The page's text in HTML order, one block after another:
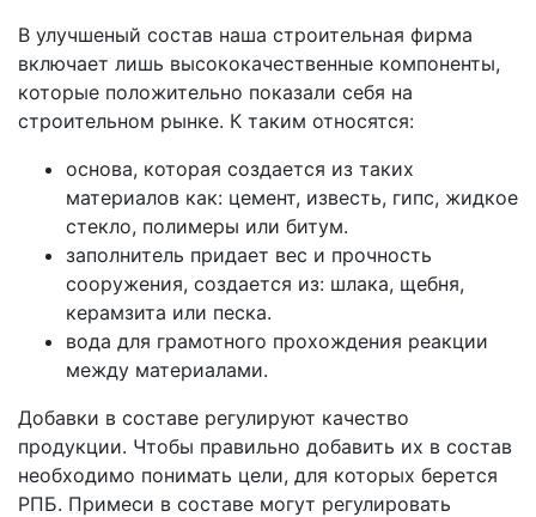
В улучшеный состав наша строительная фирма
включает лишь высококачественные компоненты,
которые положительно показали себя на
строительном рынке. К таким относятся:
основа, которая создается из таких
материалов как: цемент, известь, гипс, жидкое
стекло, полимеры или битум.
заполнитель придает вес и прочность
сооружения, создается из: шлака, щебня,
керамзита или песка.
вода для грамотного прохождения реакции
между материалами.
Добавки в составе регулируют качество
продукции. Чтобы правильно добавить их в состав
необходимо понимать цели, для которых берется
РПБ. Примеси в составе могут регулировать